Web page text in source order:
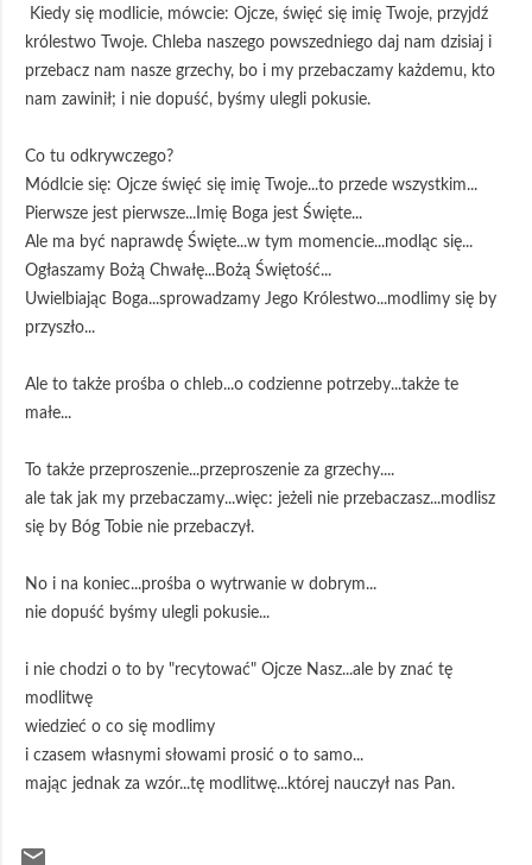
Kiedy się modlicie, mówcie: Ojcze, święć się imię Twoje, przyjdź
królestwo Twoje. Chleba naszego powszedniego daj nam dzisiaj i
przebacz nam nasze grzechy, bo i my przebaczamy każdemu, kto
nam zawinił; i nie dopuść, byśmy ulegli pokusie.
Co tu odkrywczego?
Módlcie się: Ojcze święć się imię Twoje...to przede wszystkim...
Pierwsze jest pierwsze...Imię Boga jest Święte...
Ale ma być naprawdę Święte...w tym momencie...modląc się...
Ogłaszamy Bożą Chwałę...Bożą Świętość...
Uwielbiając Boga...sprowadzamy Jego Królestwo...modlimy się by
przyszło...
Ale to także prośba o chleb...o codzienne potrzeby...także te
małe...
To także przeproszenie...przeproszenie za grzechy....
ale tak jak my przebaczamy...więc: jeżeli nie przebaczasz...modlisz
się by Bóg Tobie nie przebaczył.
No i na koniec...prośba o wytrwanie w dobrym...
nie dopuść byśmy ulegli pokusie...
i nie chodzi o to by "recytować" Ojcze Nasz...ale by znać tę
modlitwę
wiedzieć o co się modlimy
i czasem własnymi słowami prosić o to samo...
mając jednak za wzór...tę modlitwę...której nauczył nas Pan.